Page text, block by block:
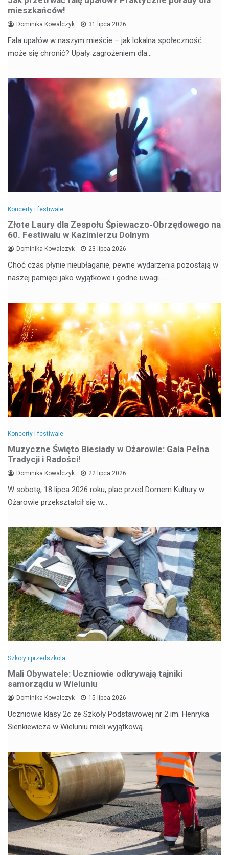
mieszkańców!
Dominika Kowalczyk 31 lipca 2026
Fala upałów w naszym mieście – jak lokalna społeczność
może się chronić? Upały zagrożeniem dla…
Koncerty i festiwale
Złote Laury dla Zespołu Śpiewaczo-Obrzędowego na
60. Festiwalu w Kazimierzu Dolnym
Dominika Kowalczyk 23 lipca 2026
Choć czas płynie nieubłaganie, pewne wydarzenia pozostają w
naszej pamięci jako wyjątkowe i godne uwagi.…
Koncerty i festiwale
Muzyczne Święto Biesiady w Ożarowie: Gala Pełna
Tradycji i Radości!
Dominika Kowalczyk 22 lipca 2026
W sobotę, 18 lipca 2026 roku, plac przed Domem Kultury w
Ożarowie przekształcił się w…
Szkoły i przedszkola
Mali Obywatele: Uczniowie odkrywają tajniki
samorządu w Wieluniu
Dominika Kowalczyk 15 lipca 2026
Uczniowie klasy 2c ze Szkoły Podstawowej nr 2 im. Henryka
Sienkiewicza w Wieluniu mieli wyjątkową…